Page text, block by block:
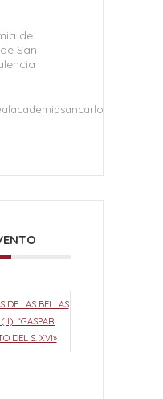
de
San
DE LAS BELLAS
“GASPAR
DEL S. XVI»